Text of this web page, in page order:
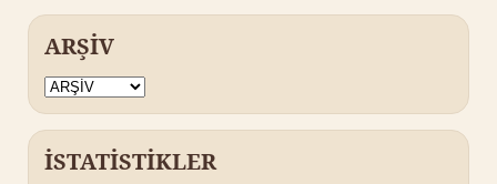
ARŞİV
İSTATİSTİKLER